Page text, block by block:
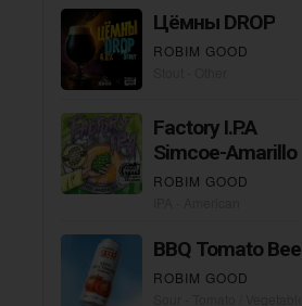
Цёмны DROP
ROBIM GOOD
Factory I.P.A
Simcoe-Amarillo
ROBIM GOOD
BBQ Tomato Beer
ROBIM GOOD